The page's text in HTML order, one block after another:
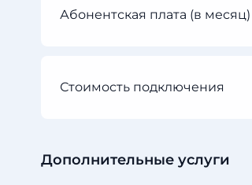
Абонентская плата (в месяц)
Стоимость подключения
Дополнительные услуги